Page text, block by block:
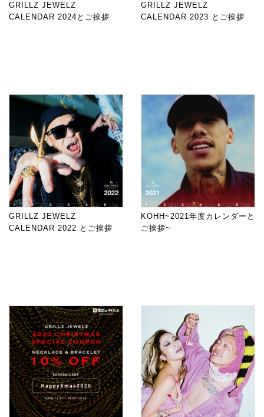
GRILLZ JEWELZ
CALENDAR 2024とご挨拶
GRILLZ JEWELZ
CALENDAR 2023 とご挨拶
GRILLZ JEWELZ
CALENDAR 2022 とご挨拶
KOHH~2021年度カレンダーと
ご挨拶~